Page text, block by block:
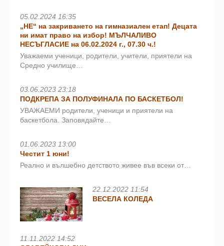
05.02.2024 16:35
„НЕ“ на закриването на гимназиален етап! Децата
ни имат право на избор! МЪЛЧАЛИВО
НЕСЪГЛАСИЕ на 06.02.2024 г., 07.30 ч.!
Уважаеми ученици, родители, учители, приятели на
Средно училище…
03.06.2023 23:18
ПОДКРЕПА ЗА ПОЛУФИНАЛА ПО БАСКЕТБОЛ!
УВАЖАЕМИ родители, ученици и приятели на
баскетбола. Заповядайте…
01.06.2023 13:00
Честит 1 юни!
Реално и вълшебно детството живее във всеки от…
22.12.2022 11:54
ВЕСЕЛА КОЛЕДА
11.11.2022 14:52